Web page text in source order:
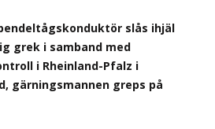
slås ihjäl
grek i samband med
i Rheinland-Pfalz i
gärningsmannen greps på